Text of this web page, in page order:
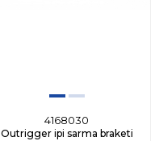
4168030
Outrigger ipi sarma braketi